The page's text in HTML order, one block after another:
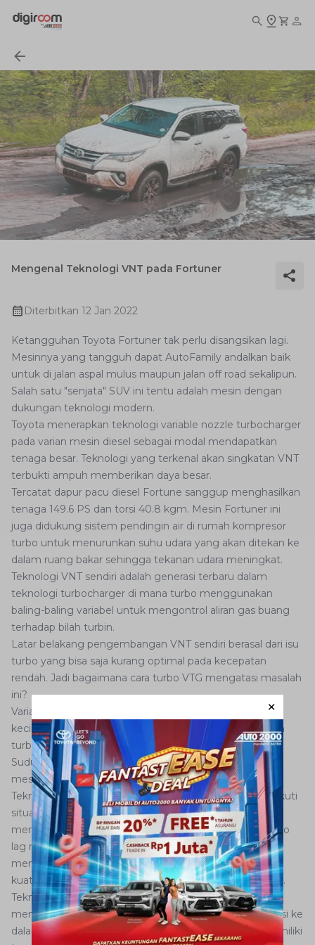
Mengenal Teknologi VNT pada Fortuner
Diterbitkan 12 Jan 2022
Ketangguhan Toyota Fortuner tak perlu disangsikan lagi.
Mesinnya yang tangguh dapat AutoFamily andalkan baik
untuk di jalan aspal mulus maupun jalan off road sekalipun.
Salah satu "senjata" SUV ini tentu adalah mesin dengan
dukungan teknologi modern.
Toyota menerapkan teknologi variable nozzle turbocharger
pada varian mesin diesel sebagai modal mendapatkan
tenaga besar. Teknologi yang terkenal akan singkatan VNT
terbukti ampuh memberikan daya besar.
Tercatat dapur pacu diesel Fortune sanggup menghasilkan
tenaga 149.6 PS dan torsi 40.8 kgm. Mesin Fortuner ini
juga didukung sistem pendingin air di rumah kompresor
turbo untuk menurunkan suhu udara yang akan ditekan ke
dalam ruang bakar sehingga tekanan udara meningkat.
Teknologi VNT sendiri adalah generasi terbaru dalam
teknologi turbocharger di mana turbo menggunakan
baling-baling variabel untuk mengontrol aliran gas buang
terhadap bilah turbin.
Latar belakang pengembangan VNT sendiri berasal dari isu
turbo yang bisa saja kurang optimal pada kecepatan
rendah. Jadi bagaimana cara turbo VTG mengatasi masalah
ini?
Variable Nozzle Turbine Fortuner memiliki baling-baling
kecil yang dapat mengarahkan aliran gas buang ke bilah
turbin. Sudut baling-baling disesuaikan melalui aktuator.
Sudut baling-baling bervariasi di seluruh rentang Rpm
mesin untuk mengoptimalkan kerja turbin.
Teknologi pada SUV tangguh ini dapat berputar mengikuti
situasi, kondisi dan kebutuhan tenaga mesin sehingga
meminimalkan potensi turbo lag. Sebagi informasi, turbo
lag merupakan sebuah kondisi ketika mesin belum bisa
menghasilkan torsi lantaran putaran turbo belum cukup
kuat untuk memampatkan udara ke dalam ruang bakar.
Teknologi VNT mengurangi risiko tersebut dan
memperbesar tingkat kepadatan udara yang dikompresi ke
dalam silinder. Maka tak heran jika Toyota Fortuner memiliki